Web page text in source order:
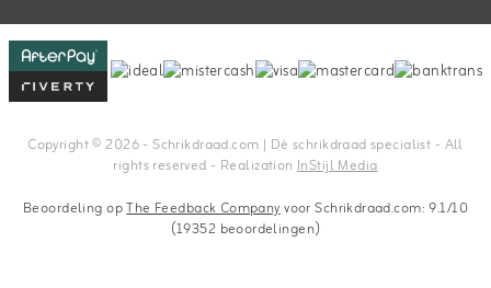
Copyright © 2026 - Schrikdraad.com | Dè schrikdraad specialist - All
rights reserved - RealizationInStijl Media
Beoordeling opThe Feedback Companyvoor Schrikdraad.com: 9.1/10
(19352 beoordelingen)